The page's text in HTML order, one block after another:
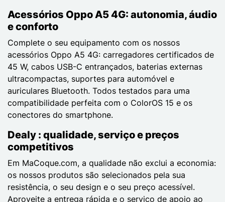
Acessórios Oppo A5 4G: autonomia, áudio
e conforto
Complete o seu equipamento com os nossos
acessórios Oppo A5 4G: carregadores certificados de
45 W, cabos USB-C entrançados, baterias externas
ultracompactas, suportes para automóvel e
auriculares Bluetooth. Todos testados para uma
compatibilidade perfeita com o ColorOS 15 e os
conectores do smartphone.
Dealy : qualidade, serviço e preços
competitivos
Em MaCoque.com, a qualidade não exclui a economia:
os nossos produtos são selecionados pela sua
resistência, o seu design e o seu preço acessível.
Aproveite a entrega rápida e o serviço de apoio ao